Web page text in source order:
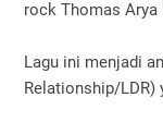
rock Thomas Arya
Lagu ini menjadi
Relationship/LDR)